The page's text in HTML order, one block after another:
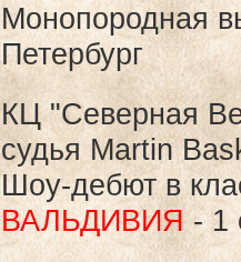
Монопородная
Петербург
КЦ "Северная
судья Martin
Шоу-дебют в
ВАЛЬДИВИЯ - 1